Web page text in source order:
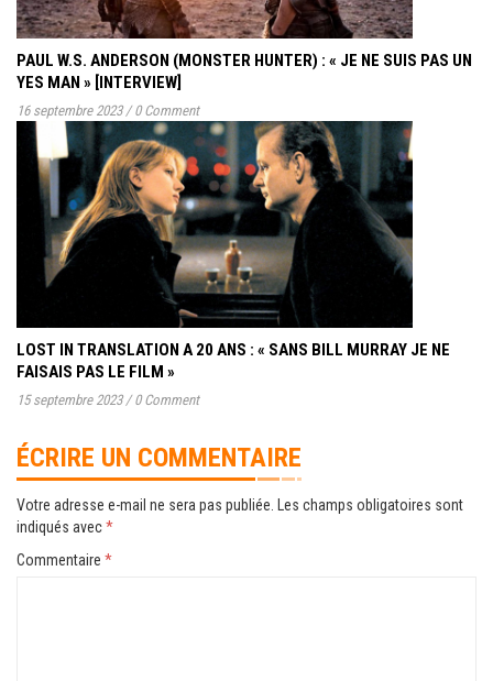
PAUL W.S. ANDERSON (MONSTER HUNTER) : « JE NE SUIS PAS UN
YES MAN » [INTERVIEW]
16 septembre 2023 / 0 Comment
LOST IN TRANSLATION A 20 ANS : « SANS BILL MURRAY JE NE
FAISAIS PAS LE FILM »
15 septembre 2023 / 0 Comment
ÉCRIRE UN COMMENTAIRE
Votre adresse e-mail ne sera pas publiée. Les champs obligatoires sont
indiqués avec*
Commentaire *